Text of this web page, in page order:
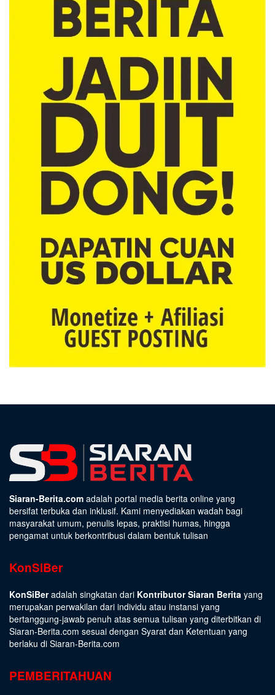
Siaran-Berita.com adalah portal media berita online yang
bersifat terbuka dan inklusif. Kami menyediakan wadah bagi
masyarakat umum, penulis lepas, praktisi humas, hingga
pengamat untuk berkontribusi dalam bentuk tulisan
KonSiBer
KonSiBeradalah singkatan dari Kontributor Siaran Berita yang
merupakan perwakilan dari individu atau instansi yang
bertanggung-jawab penuh atas semua tulisan yang diterbitkan di
Siaran-Berita.com sesuai dengan Syarat dan Ketentuan yang
berlaku di Siaran-Berita.com
PEMBERITAHUAN